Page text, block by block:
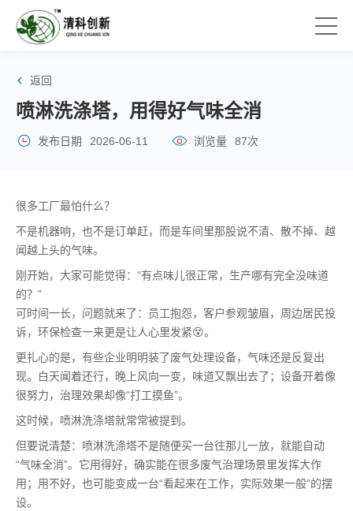
返回
喷淋洗涤塔，用得好气味全消
发布日期 2026-06-11 浏览量 87次
很多工厂最怕什么？
不是机器响，也不是订单赶，而是车间里那股说不清、散不掉、越
闻越上头的气味。
刚开始，大家可能觉得：“有点味儿很正常，生产哪有完全没味道
的？”
可时间一长，问题就来了：员工抱怨，客户参观皱眉，周边居民投
诉，环保检查一来更是让人心里发紧😵。
更扎心的是，有些企业明明装了废气处理设备，气味还是反复出
现。白天闻着还行，晚上风向一变，味道又飘出去了；设备开着像
很努力，治理效果却像“打工摸鱼”。
这时候，喷淋洗涤塔就常常被提到。
但要说清楚：喷淋洗涤塔不是随便买一台往那儿一放，就能自动
“气味全消”。它用得好，确实能在很多废气治理场景里发挥大作
用；用不好，也可能变成一台“看起来在工作，实际效果一般”的摆
设。